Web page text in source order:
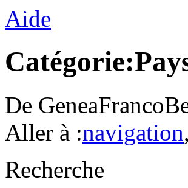
Aide
De
Aller à :navigation,
Recherche